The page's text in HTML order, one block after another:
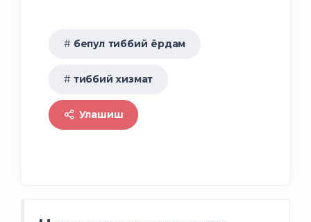
бепул тиббий ёрдам
тиббий хизмат
Улашиш